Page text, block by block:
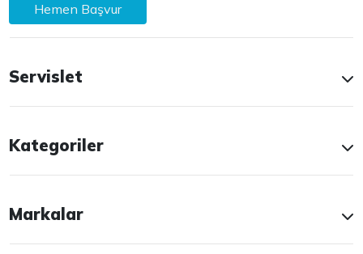
Hemen Başvur
Servislet
Kategoriler
Markalar